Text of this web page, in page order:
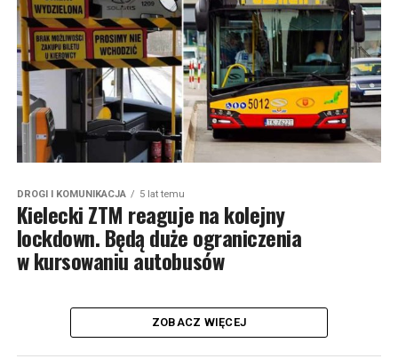
DROGI I KOMUNIKACJA 5 lat temu
Kielecki ZTM reaguje na kolejny
lockdown. Będą duże ograniczenia
w kursowaniu autobusów
ZOBACZ WIĘCEJ